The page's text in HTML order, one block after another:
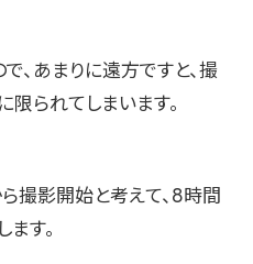
、あまりに遠方ですと、撮
られてしまいます。
撮影開始と考えて、8時間
す。